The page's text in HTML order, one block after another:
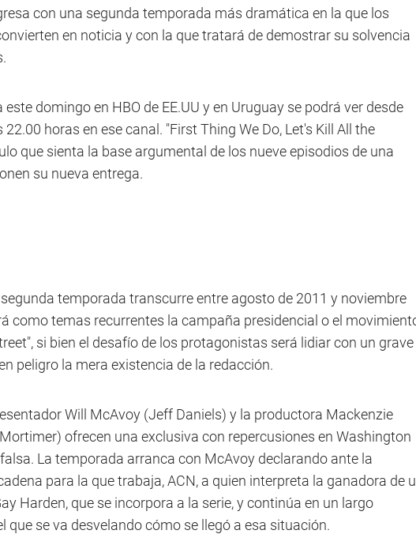
con una segunda temporada más dramática en la que los
en noticia y con la que tratará de demostrar su solvencia
este domingo en HBO de EE.UU y en Uruguay se podrá ver desde
22.00 horas en ese canal. "First Thing We Do, Let's Kill All the
que sienta la base argumental de los nueve episodios de una
su nueva entrega.
temporada transcurre entre agosto de 2011 y noviembre
como temas recurrentes la campaña presidencial o el
si bien el desafío de los protagonistas será lidiar con un grave
peligro la mera existencia de la redacción.
Will McAvoy (Jeff Daniels) y la productora Mackenzie
ofrecen una exclusiva con repercusiones en Washington
La temporada arranca con McAvoy declarando ante la
para la que trabaja, ACN, a quien interpreta la ganadora de
Harden, que se incorpora a la serie, y continúa en un largo
que se va desvelando cómo se llegó a esa situación.